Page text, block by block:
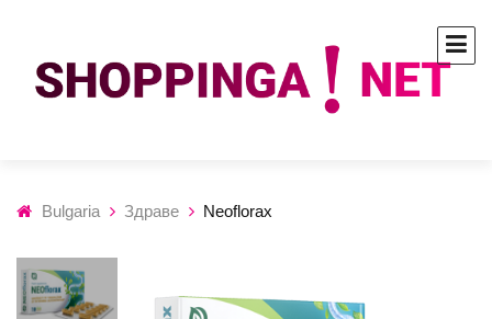
Bulgaria Здраве Neoflorax